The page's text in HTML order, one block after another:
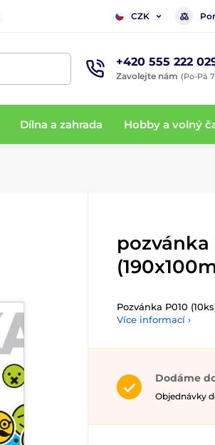
CZK
+420 555 222
Zavolejte nám (Po-Pá
Dílna a zahrada Hobby a volný
pozvánka
Pozvánka P010
Více informací ›
Dodáme
Objednávky